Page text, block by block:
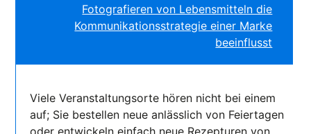
Fotografieren von Lebensmitteln die
Kommunikationsstrategie einer Marke
beeinflusst
Viele Veranstaltungsorte hören nicht bei einem
auf; Sie bestellen neue anlässlich von Feiertagen
oder entwickeln einfach neue Rezepturen von